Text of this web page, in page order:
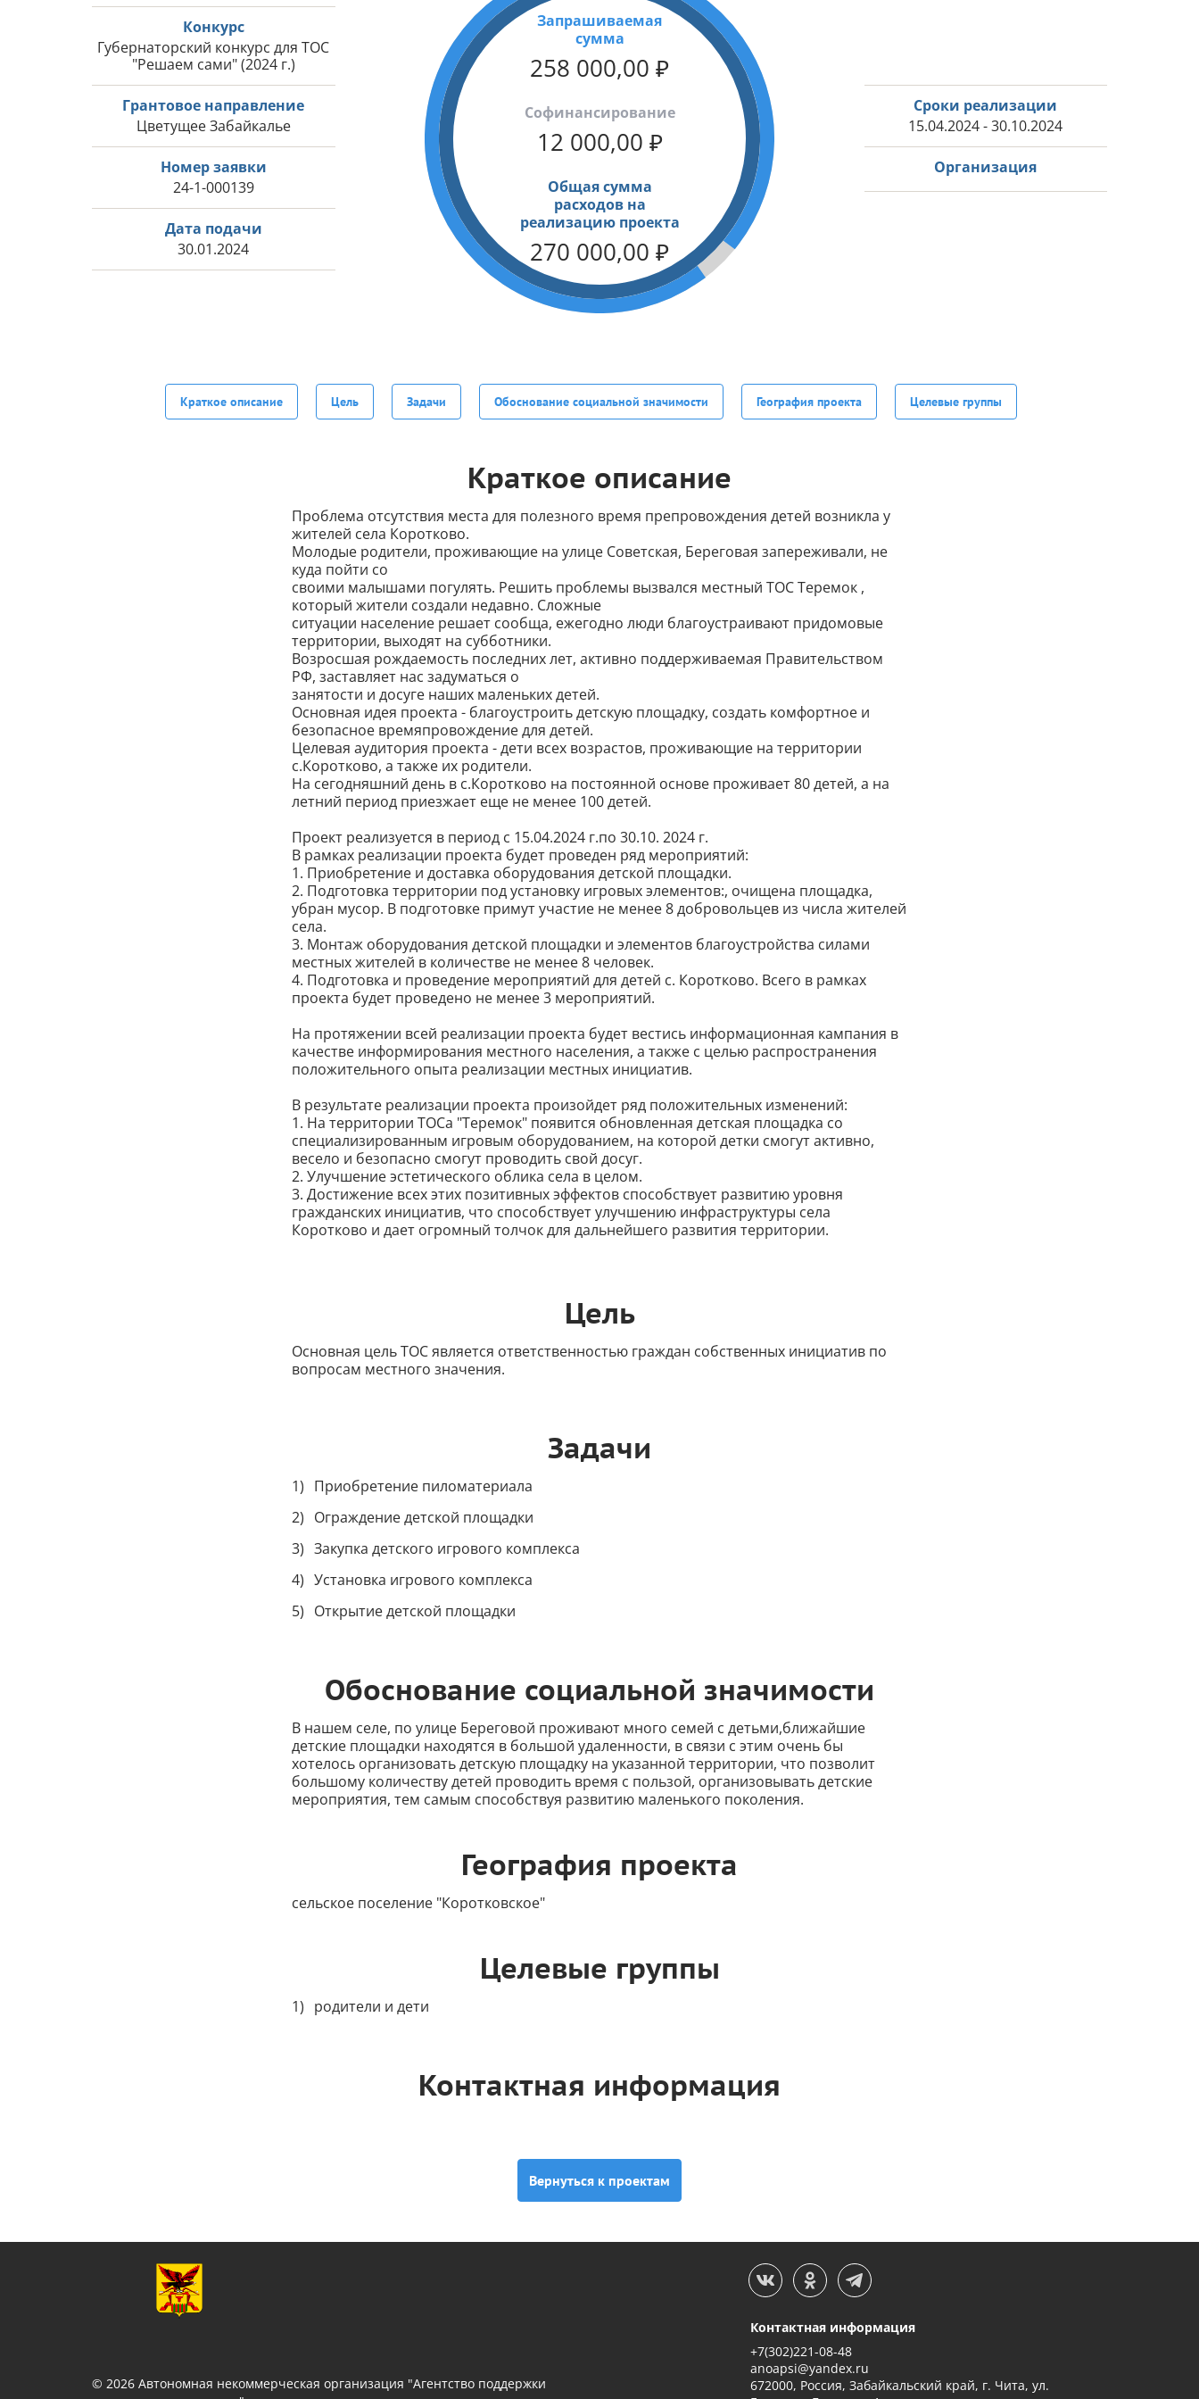
Конкурс
Губернаторский конкурс для ТОС
"Решаем сами" (2024 г.)
Грантовое направление
Цветущее Забайкалье
Номер заявки
24-1-000139
Дата подачи
30.01.2024
Запрашиваемая
сумма
258 000,00 ₽
Cофинансирование
12 000,00 ₽
Общая сумма
расходов на
реализацию проекта
270 000,00 ₽
Сроки реализации
15.04.2024 - 30.10.2024
Организация
Краткое описание Цель Задачи Обоснование социальной значимости География проекта Целевые группы
Краткое описание
Проблема отсутствия места для полезного время препровождения детей возникла у
жителей села Коротково.
Молодые родители, проживающие на улице Советская, Береговая запереживали, не
куда пойти со
своими малышами погулять. Решить проблемы вызвался местный ТОС Теремок ,
который жители создали недавно. Сложные
ситуации население решает сообща, ежегодно люди благоустраивают придомовые
территории, выходят на субботники.
Возросшая рождаемость последних лет, активно поддерживаемая Правительством
РФ, заставляет нас задуматься о
занятости и досуге наших маленьких детей.
Основная идея проекта - благоустроить детскую площадку, создать комфортное и
безопасное времяпровождение для детей.
Целевая аудитория проекта - дети всех возрастов, проживающие на территории
с.Коротково, а также их родители.
На сегодняшний день в с.Коротково на постоянной основе проживает 80 детей, а на
летний период приезжает еще не менее 100 детей.
Проект реализуется в период с 15.04.2024 г.по 30.10. 2024 г.
В рамках реализации проекта будет проведен ряд мероприятий:
1. Приобретение и доставка оборудования детской площадки.
2. Подготовка территории под установку игровых элементов:, очищена площадка,
убран мусор. В подготовке примут участие не менее 8 добровольцев из числа жителей
села.
3. Монтаж оборудования детской площадки и элементов благоустройства силами
местных жителей в количестве не менее 8 человек.
4. Подготовка и проведение мероприятий для детей с. Коротково. Всего в рамках
проекта будет проведено не менее 3 мероприятий.
На протяжении всей реализации проекта будет вестись информационная кампания в
качестве информирования местного населения, а также с целью распространения
положительного опыта реализации местных инициатив.
В результате реализации проекта произойдет ряд положительных изменений:
1. На территории ТОСа "Теремок" появится обновленная детская площадка со
специализированным игровым оборудованием, на которой детки смогут активно,
весело и безопасно смогут проводить свой досуг.
2. Улучшение эстетического облика села в целом.
3. Достижение всех этих позитивных эффектов способствует развитию уровня
гражданских инициатив, что способствует улучшению инфраструктуры села
Коротково и дает огромный толчок для дальнейшего развития территории.
Цель
Основная цель ТОС является ответственностью граждан собственных инициатив по
вопросам местного значения.
Задачи
Приобретение пиломатериала
Ограждение детской площадки
Закупка детского игрового комплекса
Установка игрового комплекса
Открытие детской площадки
Обоснование социальной значимости
В нашем селе, по улице Береговой проживают много семей с детьми,ближайшие
детские площадки находятся в большой удаленности, в связи с этим очень бы
хотелось организовать детскую площадку на указанной территории, что позволит
большому количеству детей проводить время с пользой, организовывать детские
мероприятия, тем самым способствуя развитию маленького поколения.
География проекта
сельское поселение "Коротковское"
Целевые группы
родители и дети
Контактная информация
Вернуться к проектам
Контактная информация
+7(302)221-08-48
anoapsi@yandex.ru
672000, Россия, Забайкальский край, г. Чита, ул.
© 2026 Автономная некоммерческая организация "Агентство поддержки